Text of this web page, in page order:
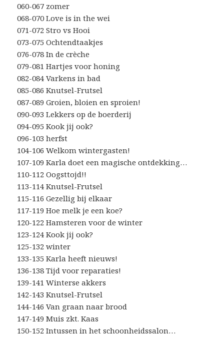
060-067 zomer
068-070 Love is in the wei
071-072 Stro vs Hooi
073-075 Ochtendtaakjes
076-078 In de crèche
079-081 Hartjes voor honing
082-084 Varkens in bad
085-086 Knutsel-Frutsel
087-089 Groien, bloien en sproien!
090-093 Lekkers op de boerderij
094-095 Kook jij ook?
096-103 herfst
104-106 Welkom wintergasten!
107-109 Karla doet een magische ontdekking…
110-112 Oogsttojd!!
113-114 Knutsel-Frutsel
115-116 Gezellig bij elkaar
117-119 Hoe melk je een koe?
120-122 Hamsteren voor de winter
123-124 Kook jij ook?
125-132 winter
133-135 Karla heeft nieuws!
136-138 Tijd voor reparaties!
139-141 Winterse akkers
142-143 Knutsel-Frutsel
144-146 Van graan naar brood
147-149 Muis zkt. Kaas
150-152 Intussen in het schoonheidssalon…